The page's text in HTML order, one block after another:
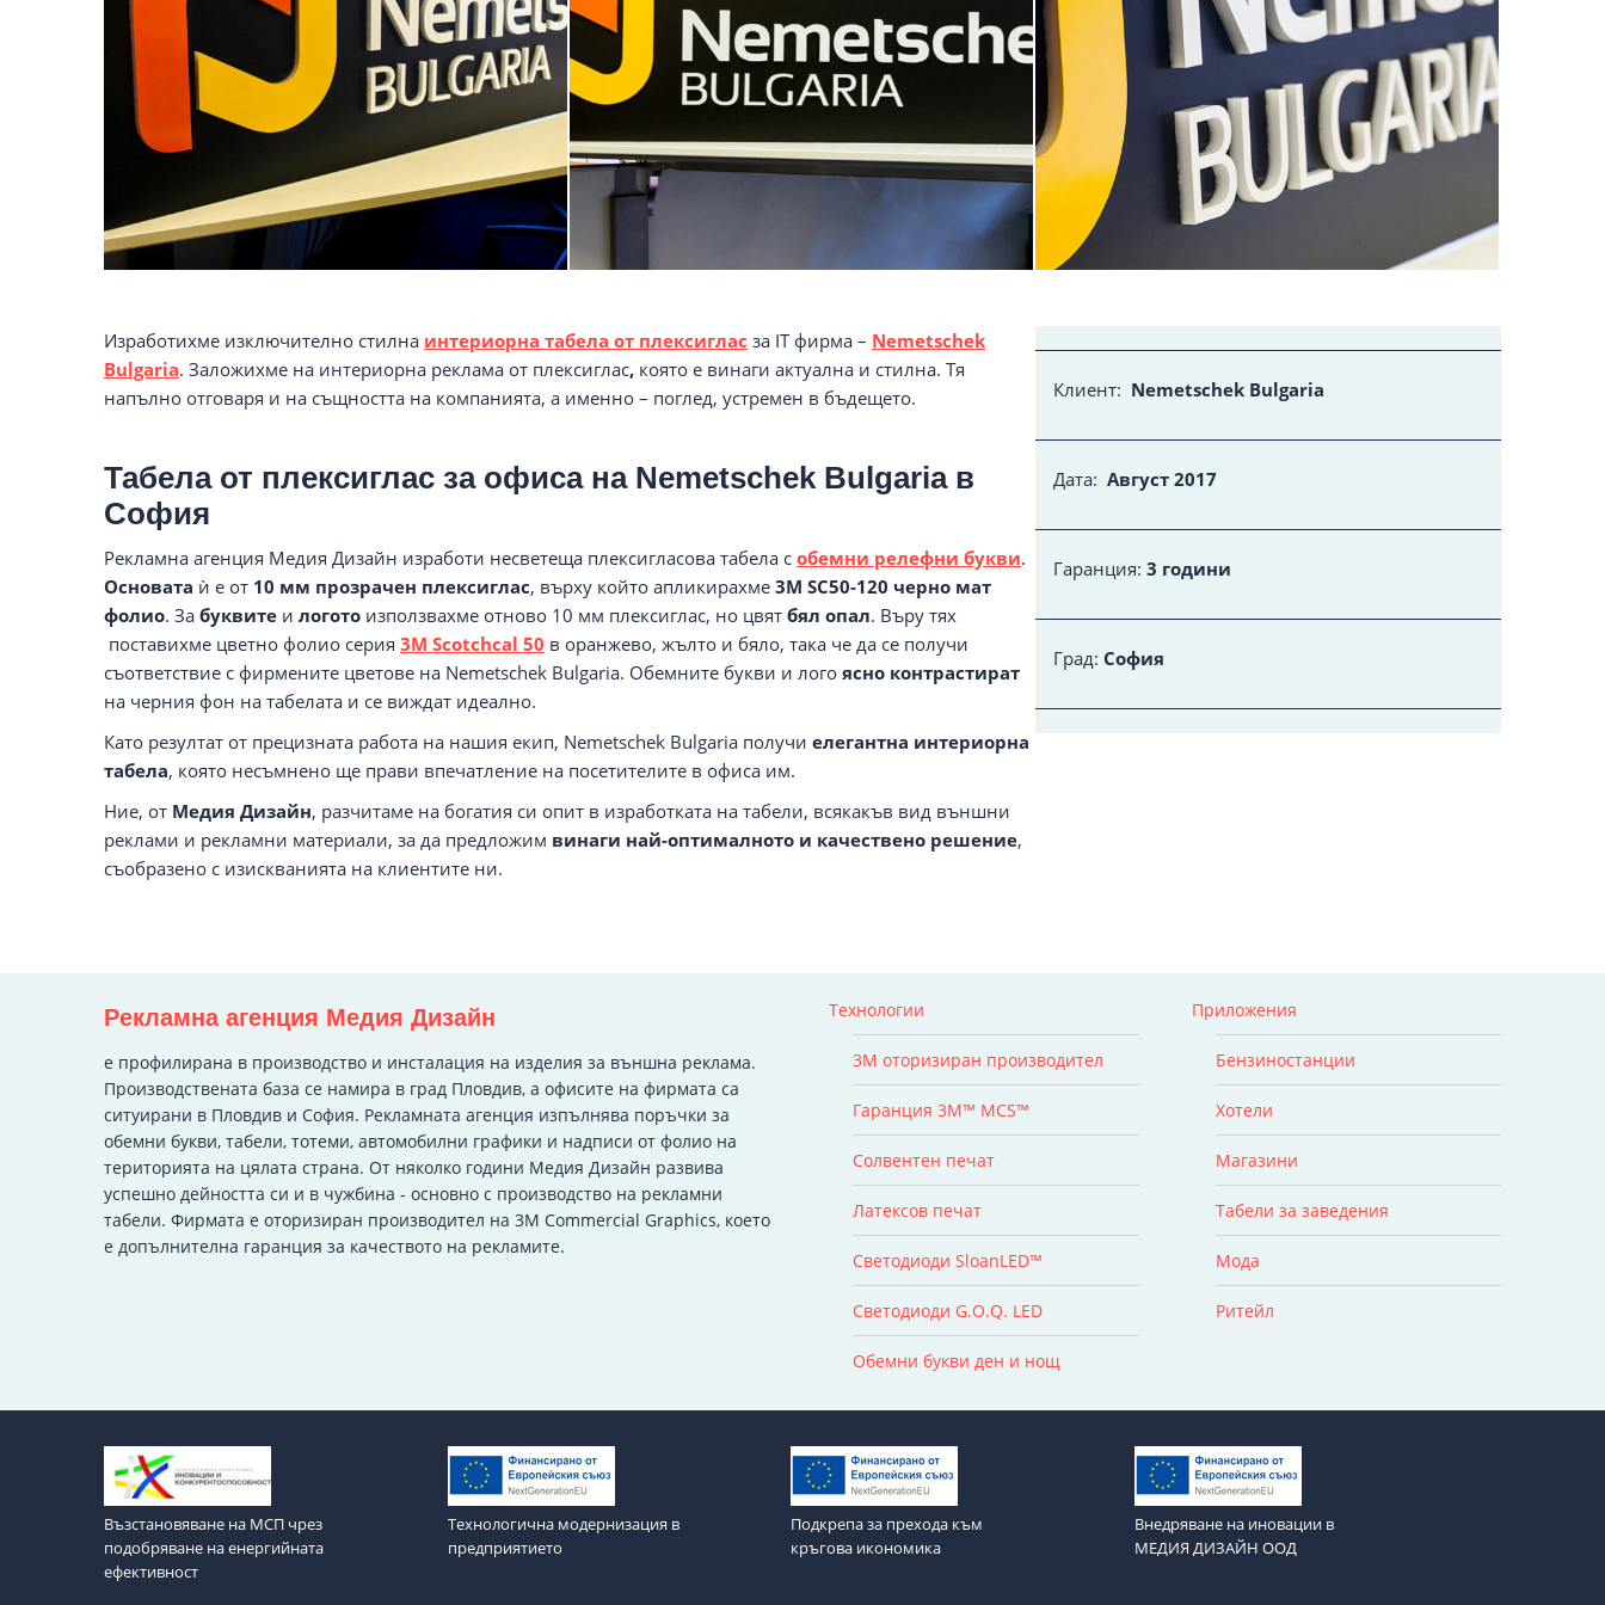
Изработихме изключително стилна интериорна табела от плексиглас за IT фирма – Nemetschek
Bulgaria. Заложихме на интериорна реклама от плексиглас, която е винаги актуална и стилна. Тя
напълно отговаря и на същността на компанията, а именно – поглед, устремен в бъдещето.
Табела от плексиглас за офиса на Nemetschek Bulgaria в
София
Рекламна агенция Медия Дизайн изработи несветеща плексигласова табела с обемни релефни букви.
Основата ѝ е от 10 мм прозрачен плексиглас, върху който апликирахме 3М SC50-120 черно мат
фолио. За буквите и логото използвахме отново 10 мм плексиглас, но цвят бял опал. Въру тях
поставихме цветно фолио серия 3М Scotchcal 50 в оранжево, жълто и бяло, така че да се получи
съответствие с фирмените цветове на Nemetschek Bulgaria. Обемните букви и лого ясно контрастират
на черния фон на табелата и се виждат идеално.
Като резултат от прецизната работа на нашия екип, Nemetschek Bulgaria получи елегантна интериорна
табела, която несъмнено ще прави впечатление на посетителите в офиса им.
Ние, от Медия Дизайн, разчитаме на богатия си опит в изработката на табели, всякакъв вид външни
реклами и рекламни материали, за да предложим винаги най-оптималното и качествено решение,
съобразено с изискванията на клиентите ни.
Клиент: Nemetschek Bulgaria
Дата: Август 2017
Гаранция: 3 години
Град: София
Рекламна агенция Медия Дизайн
e профилирана в производство и инсталация на изделия за външна реклама.
Производствената база се намира в град Пловдив, а офисите на фирмата са
ситуирани в Пловдив и София. Рекламната агенция изпълнява поръчки за
обемни букви, табели, тотеми, автомобилни графики и надписи от фолио на
територията на цялата страна. От няколко години Медия Дизайн развива
успешно дейността си и в чужбина - основно с производство на рекламни
табели. Фирмата е оторизиран производител на 3M Commercial Graphics, което
е допълнителна гаранция за качеството на рекламите.
Технологии
3M оторизиран производител
Гаранция 3M™ MCS™
Солвентен печат
Латексов печат
Светодиоди SloanLED™
Светодиоди G.O.Q. LED
Обемни букви ден и нощ
Приложения
Бензиностанции
Хотели
Магазини
Табели за заведения
Мода
Ритейл
Възстановяване на МСП чрез
подобряване на енергийната
ефективност
Технологична модернизация в
предприятието
Подкрепа за прехода към
кръгова икономика
Внедряване на иновации в
МЕДИЯ ДИЗАЙН ООД